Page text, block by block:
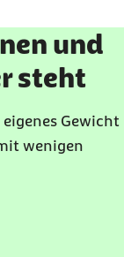
und
steht
Gewicht
wenigen